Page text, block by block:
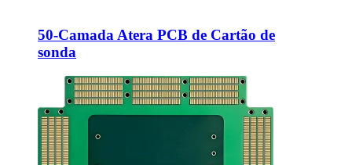
50-Camada Atera PCB de Cartão de
sonda